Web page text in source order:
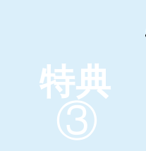
特典
③